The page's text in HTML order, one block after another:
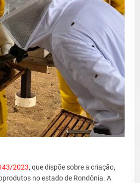
2023, que dispõe sobre a criação,
no estado de Rondônia. A